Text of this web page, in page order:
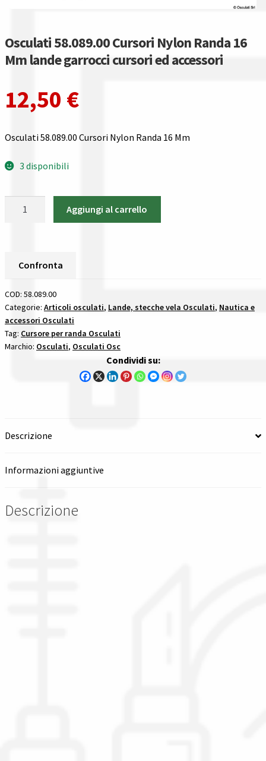
Gestione resi
Confronta
Spedizioni in europa
Spedizioni in italia
Tutte le categorie dei prodotti
Checkout
Il mio account
Osculati 58.089.00 Cursori Nylon Randa 16
Mm lande garrocci cursori ed accessori
12,50 €
Osculati 58.089.00 Cursori Nylon Randa 16 Mm
3 disponibili
Randa
Mm
lande
garrocci
cursori
ed
Aggiungi al carrello
Confronta
COD: 58.089.00
Categorie: Articoli osculati, Lande, stecche vela Osculati, Nautica e
accessori Osculati
Tag: Cursore per randa Osculati
Marchio: Osculati, Osculati Osc
Condividi su:
Descrizione
Informazioni aggiuntive
Descrizione